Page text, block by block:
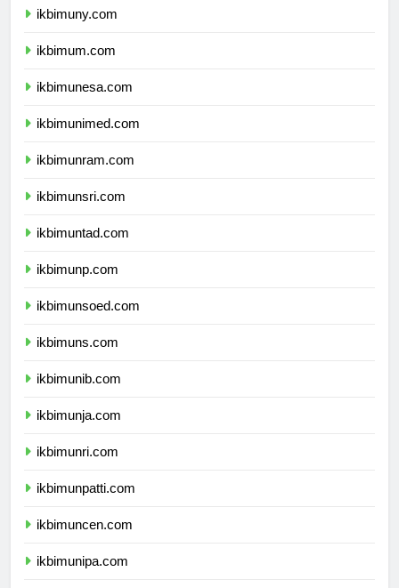
ikbimuny.com
ikbimum.com
ikbimunesa.com
ikbimunimed.com
ikbimunram.com
ikbimunsri.com
ikbimuntad.com
ikbimunp.com
ikbimunsoed.com
ikbimuns.com
ikbimunib.com
ikbimunja.com
ikbimunri.com
ikbimunpatti.com
ikbimuncen.com
ikbimunipa.com